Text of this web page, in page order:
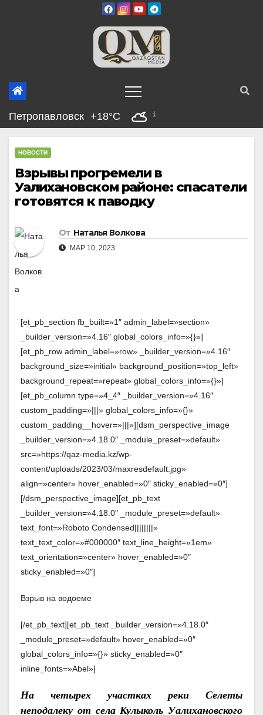
Петропавловск +18°C
НОВОСТИ
Взрывы прогремели в
Уалихановском районе: спасатели
готовятся к паводку
От Наталья Волкова
МАР 10, 2023
[et_pb_section fb_built=»1″ admin_label=»section»
_builder_version=»4.16″ global_colors_info=»{}»]
[et_pb_row admin_label=»row» _builder_version=»4.16″
background_size=»initial» background_position=»top_left»
background_repeat=»repeat» global_colors_info=»{}»]
[et_pb_column type=»4_4″ _builder_version=»4.16″
custom_padding=»|||» global_colors_info=»{}»
custom_padding__hover=»|||»][dsm_perspective_image
_builder_version=»4.18.0″ _module_preset=»default»
src=»https://qaz-media.kz/wp-
content/uploads/2023/03/maxresdefault.jpg»
align=»center» hover_enabled=»0″ sticky_enabled=»0″]
[/dsm_perspective_image][et_pb_text
_builder_version=»4.18.0″ _module_preset=»default»
text_font=»Roboto Condensed||||||||»
text_text_color=»#000000″ text_line_height=»1em»
text_orientation=»center» hover_enabled=»0″
sticky_enabled=»0″]
Взрыв на водоеме
[/et_pb_text][et_pb_text _builder_version=»4.18.0″
_module_preset=»default» hover_enabled=»0″
global_colors_info=»{}» sticky_enabled=»0″
inline_fonts=»Abel»]
На четырех участках реки Селеты
неподалеку от села Кулыколь Уалихановского